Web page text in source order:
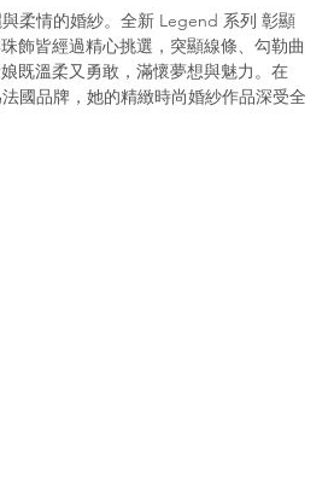
柔情的婚紗。全新 Legend 系列 彰顯
飾皆經過精心挑選，突顯線條、勾勒曲
既溫柔又勇敢，滿懷夢想與魅力。在
國品牌，她的精緻時尚婚紗作品深受全